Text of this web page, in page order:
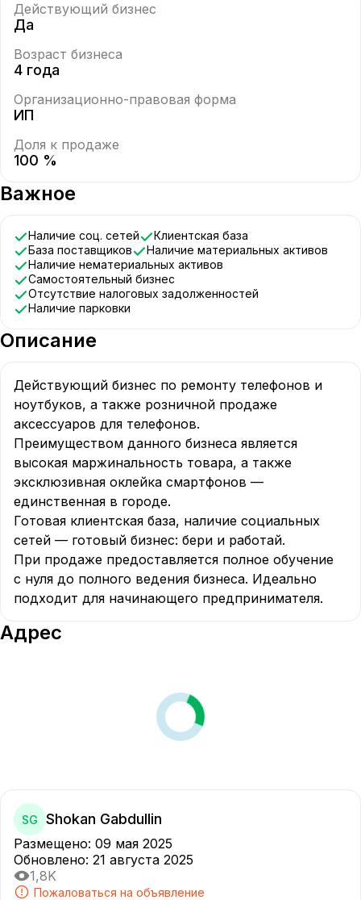
Действующий бизнес
Да
Возраст бизнеса
4 года
Организационно-правовая форма
ИП
Доля к продаже
100 %
Важное
Наличие соц. сетей
Клиентская база
База поставщиков
Наличие материальных активов
Наличие нематериальных активов
Самостоятельный бизнес
Отсутствие налоговых задолженностей
Наличие парковки
Описание
Действующий бизнес по ремонту телефонов и
ноутбуков, а также розничной продаже
аксессуаров для телефонов.
Преимуществом данного бизнеса является
высокая маржинальность товара, а также
эксклюзивная оклейка смартфонов —
единственная в городе.
Готовая клиентская база, наличие социальных
сетей — готовый бизнес: бери и работай.
При продаже предоставляется полное обучение
с нуля до полного ведения бизнеса. Идеально
подходит для начинающего предпринимателя.
Адрес
SG Shokan Gabdullin
Размещено: 09 мая 2025
Обновлено: 21 августа 2025
1,8K
Пожаловаться на объявление